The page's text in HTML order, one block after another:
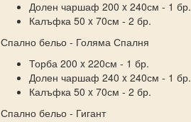
Долен чаршаф 200 x 240см - 1 бр.
Калъфка 50 x 70см - 2 бр.
Спално бельо - Голяма Спалня
Торба 200 x 220см - 1 бр.
Долен чаршаф 240 x 240см - 1 бр.
Калъфка 50 x 70см - 2 бр.
Спално бельо - Гигант